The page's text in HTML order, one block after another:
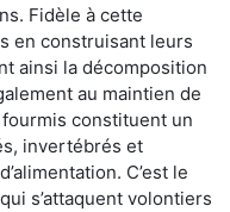
Fidèle à cette
en construisant leurs
ainsi la décomposition
au maintien de
constituent un
invertébrés et
C’est le
s’attaquent volontiers